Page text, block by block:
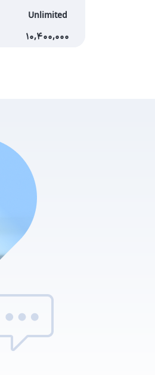
Unlimited
10,400,000